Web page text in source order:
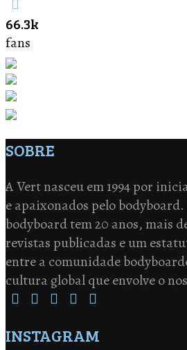
66.3k
fans
SOBRE
A Vert nasceu em 1994 por
e apaixonados pelo
bodyboard tem 20 anos, mais
revistas publicadas e um
entre a comunidade
cultura global que envolve o
INSTAGRAM